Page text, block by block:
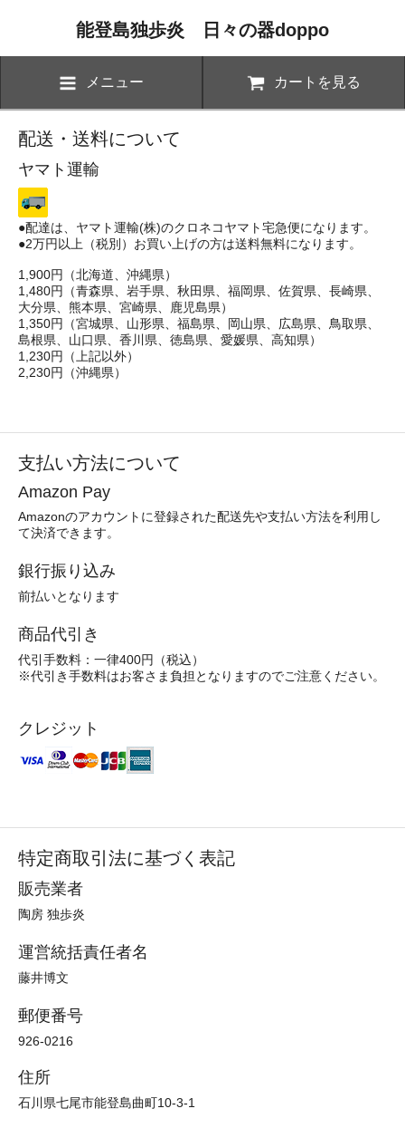
能登島独歩炎 日々の器doppo
メニュー カートを見る
配送・送料について
ヤマト運輸
●配達は、ヤマト運輸(株)のクロネコヤマト宅急便になります。
●2万円以上（税別）お買い上げの方は送料無料になります。
1,900円（北海道、沖縄県）
1,480円（青森県、岩手県、秋田県、福岡県、佐賀県、長崎県、
大分県、熊本県、宮崎県、鹿児島県）
1,350円（宮城県、山形県、福島県、岡山県、広島県、鳥取県、
島根県、山口県、香川県、徳島県、愛媛県、高知県）
1,230円（上記以外）
2,230円（沖縄県）
支払い方法について
Amazon Pay
Amazonのアカウントに登録された配送先や支払い方法を利用し
て決済できます。
銀行振り込み
前払いとなります
商品代引き
代引手数料：一律400円（税込）
※代引き手数料はお客さま負担となりますのでご注意ください。
クレジット
特定商取引法に基づく表記
販売業者
陶房 独歩炎
運営統括責任者名
藤井博文
郵便番号
926-0216
住所
石川県七尾市能登島曲町10-3-1